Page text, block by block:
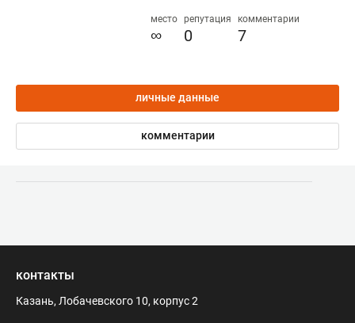
место
∞
репутация
0
комментарии
7
личные данные
комментарии
контакты
Казань, Лобачевского 10, корпус 2